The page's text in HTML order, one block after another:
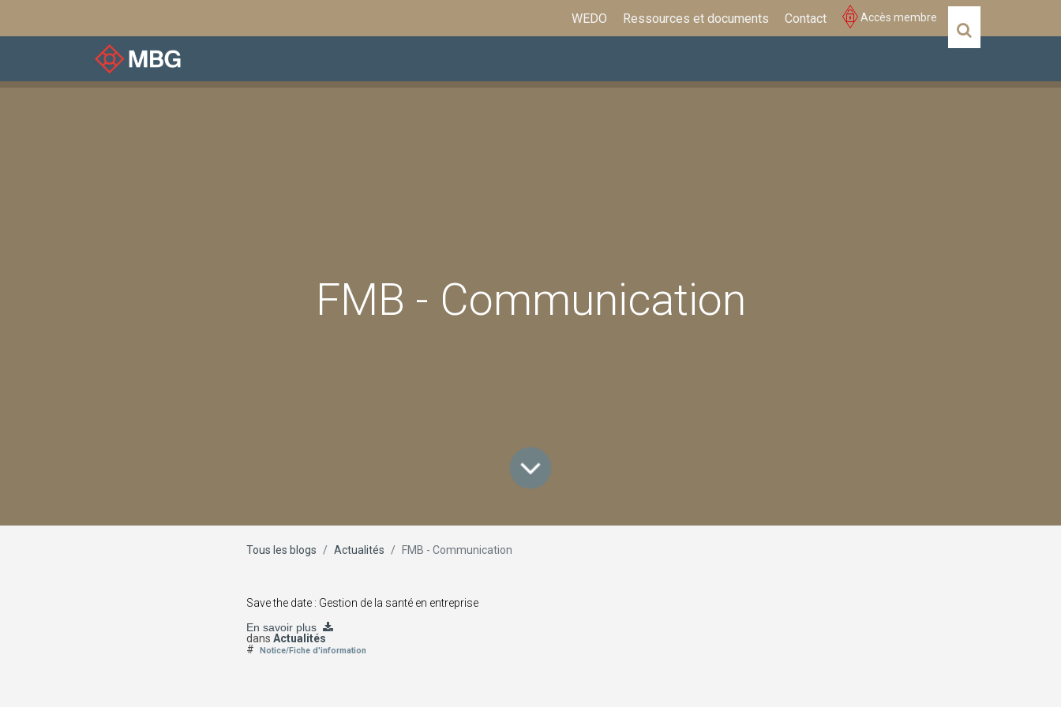
WEDO Ressources et documents Contact Accès membre
FMB - Communication
Tous les blogs Actualités FMB - Communication
Save the date : Gestion de la santé en entreprise
En savoir plus
dans Actualités
#
Notice/Fiche d'information